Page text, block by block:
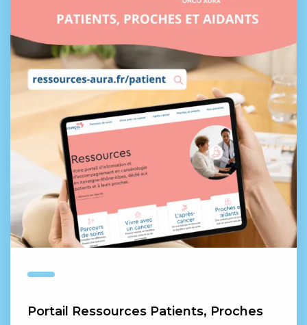
Portail Ressources Patients, Proches